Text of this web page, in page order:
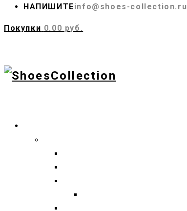
НАПИШИТЕinfo@shoes-collection.ru
Покупки 0.00 руб.